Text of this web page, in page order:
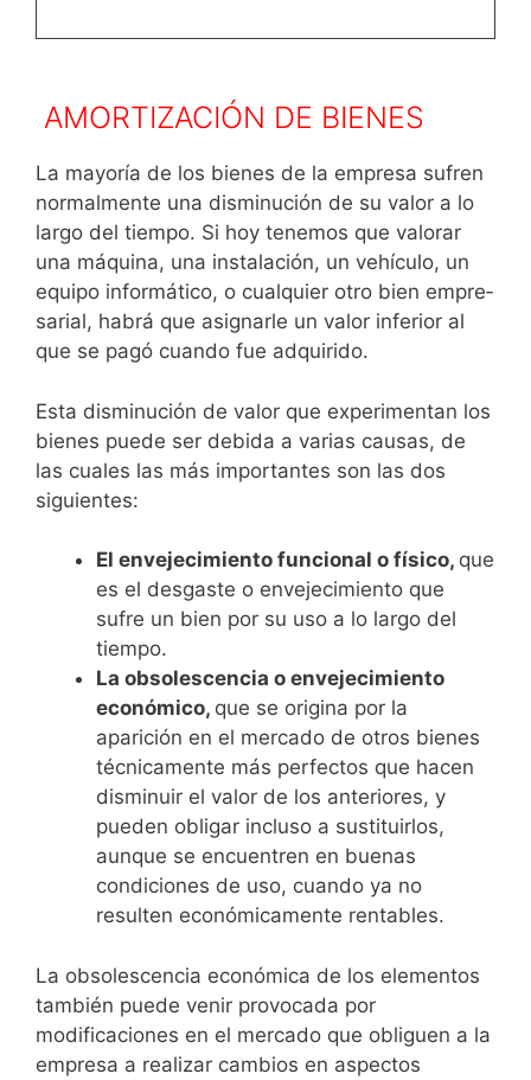
AMORTIZACIÓN DE BIENES
La mayoría de los bienes de la empresa sufren
normalmen­te una disminución de su valor a lo
largo del tiempo. Si hoy tenemos que valorar
una máquina, una instalación, un ve­hículo, un
equipo informático, o cualquier otro bien empre­
sarial, habrá que asignarle un valor inferior al
que se pagó cuando fue adquirido.
Esta disminución de valor que experimentan los
bienes puede ser debida a varias causas, de
las cuales las más importantes son las dos
siguientes:
El envejecimiento funcional o físico, que
es el desgaste o envejecimiento que
sufre un bien por su uso a lo largo del
tiempo.
La obsolescencia o envejecimiento
económico, que se origina por la
aparición en el mercado de otros bienes
técnicamente más perfectos que hacen
disminuir el valor de los anteriores, y
pueden obligar incluso a sustituirlos,
aunque se encuentren en buenas
condiciones de uso, cuando ya no
resulten económicamente rentables.
La obsolescencia económica de los elementos
también puede venir provocada por
modificaciones en el merca­do que obliguen a la
empresa a realizar cambios en aspectos